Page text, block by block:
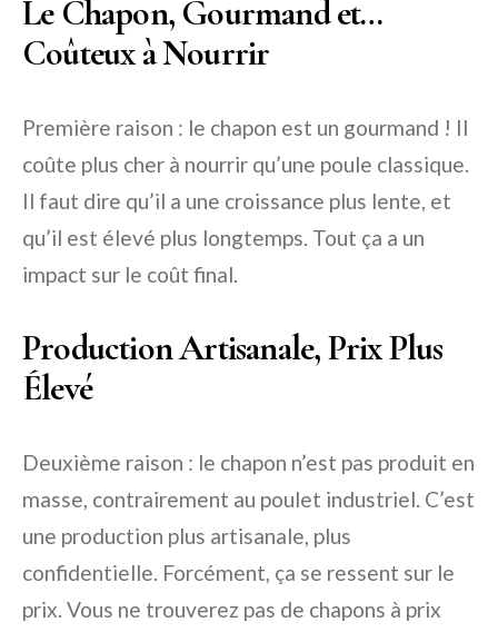
Le Chapon, Gourmand et…
Coûteux à Nourrir
Première raison : le chapon est un gourmand ! Il
coûte plus cher à nourrir qu’une poule classique.
Il faut dire qu’il a une croissance plus lente, et
qu’il est élevé plus longtemps. Tout ça a un
impact sur le coût final.
Production Artisanale, Prix Plus
Élevé
Deuxième raison : le chapon n’est pas produit en
masse, contrairement au poulet industriel. C’est
une production plus artisanale, plus
confidentielle. Forcément, ça se ressent sur le
prix. Vous ne trouverez pas de chapons à prix